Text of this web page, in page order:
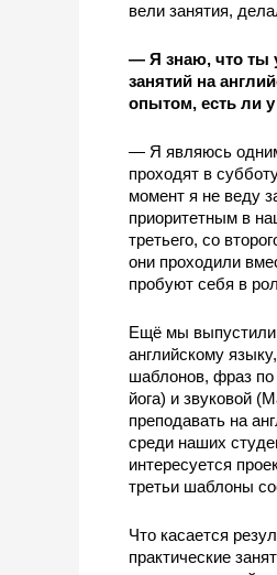
вели занятия,
— Я знаю, что ты
занятий на
опытом, есть ли
— Я являюсь одним
проходят в
момент я не веду
приоритетным в
третьего, со
они проходили
пробуют себя в
Ещё мы выпустили
английскому
шаблонов, фраз
йога) и звуковой
преподавать на
среди наших
интересуется
третьи шаблоны
Что касается
практические